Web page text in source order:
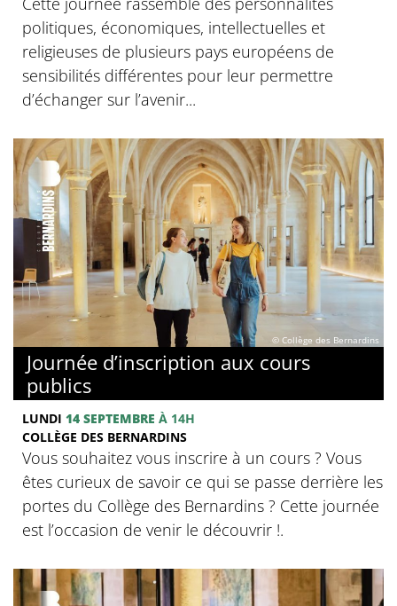
politiques, économiques, intellectuelles et
religieuses de plusieurs pays européens de
sensibilités différentes pour leur permettre
d’échanger sur l’avenir...
© Collège des Bernardins
Journée d’inscription aux cours
publics
LUNDI 14 SEPTEMBRE À 14H
COLLÈGE DES BERNARDINS
Vous souhaitez vous inscrire à un cours ? Vous
êtes curieux de savoir ce qui se passe derrière les
portes du Collège des Bernardins ? Cette journée
est l’occasion de venir le découvrir !.